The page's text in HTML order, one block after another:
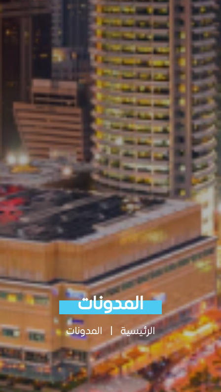
المدونات
الرئيسية المدونات